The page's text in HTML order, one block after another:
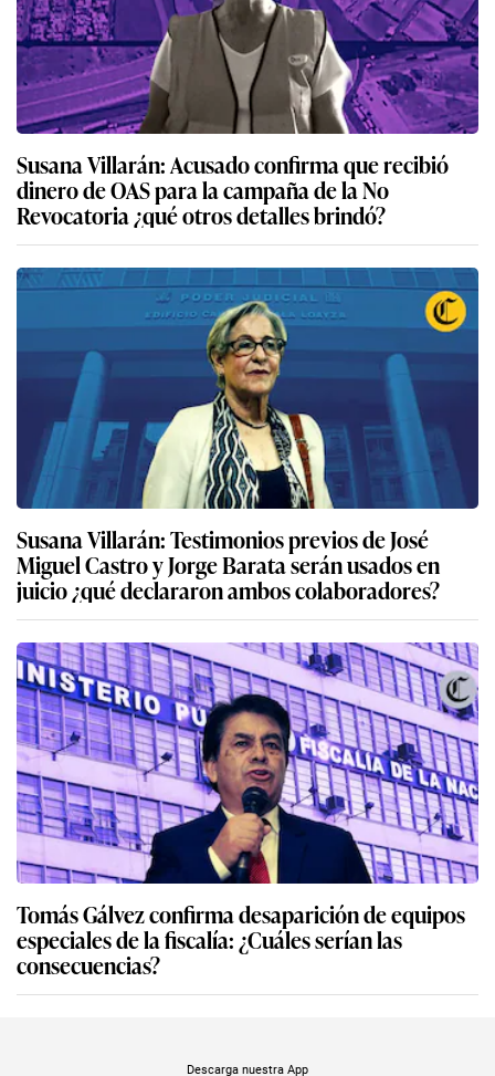
Susana Villarán: Acusado confirma que recibió
dinero de OAS para la campaña de la No
Revocatoria ¿qué otros detalles brindó?
Susana Villarán: Testimonios previos de José
Miguel Castro y Jorge Barata serán usados en
juicio ¿qué declararon ambos colaboradores?
Tomás Gálvez confirma desaparición de equipos
especiales de la fiscalía: ¿Cuáles serían las
consecuencias?
Descarga nuestra App